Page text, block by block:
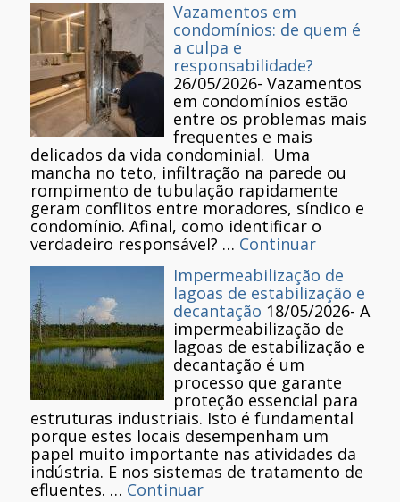
Vazamentos em
condomínios: de quem é
a culpa e
responsabilidade?
26/05/2026- Vazamentos
em condomínios estão
entre os problemas mais
frequentes e mais
delicados da vida condominial. Uma
mancha no teto, infiltração na parede ou
rompimento de tubulação rapidamente
geram conflitos entre moradores, síndico e
condomínio. Afinal, como identificar o
verdadeiro responsável? … Continuar
Impermeabilização de
lagoas de estabilização e
decantação 18/05/2026- A
impermeabilização de
lagoas de estabilização e
decantação é um
processo que garante
proteção essencial para
estruturas industriais. Isto é fundamental
porque estes locais desempenham um
papel muito importante nas atividades da
indústria. E nos sistemas de tratamento de
efluentes. … Continuar